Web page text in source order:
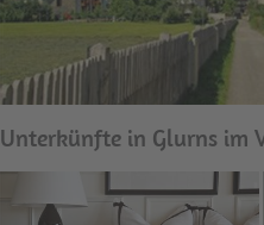
Unterkünfte in Glurns im